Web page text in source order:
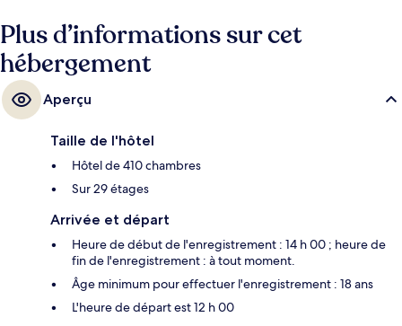
Plus d’informations sur cet
hébergement
Aperçu
Taille de l'hôtel
Hôtel de 410 chambres
Sur 29 étages
Arrivée et départ
Heure de début de l'enregistrement : 14 h 00 ; heure de
fin de l'enregistrement : à tout moment.
Âge minimum pour effectuer l'enregistrement : 18 ans
L'heure de départ est 12 h 00